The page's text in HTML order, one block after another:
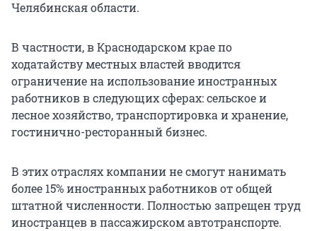
Челябинская области.
В частности, в Краснодарском крае по
ходатайству местных властей вводится
ограничение на использование иностранных
работников в следующих сферах: сельское и
лесное хозяйство, транспортировка и хранение,
гостинично-ресторанный бизнес.
В этих отраслях компании не смогут нанимать
более 15% иностранных работников от общей
штатной численности. Полностью запрещен труд
иностранцев в пассажирском автотранспорте.